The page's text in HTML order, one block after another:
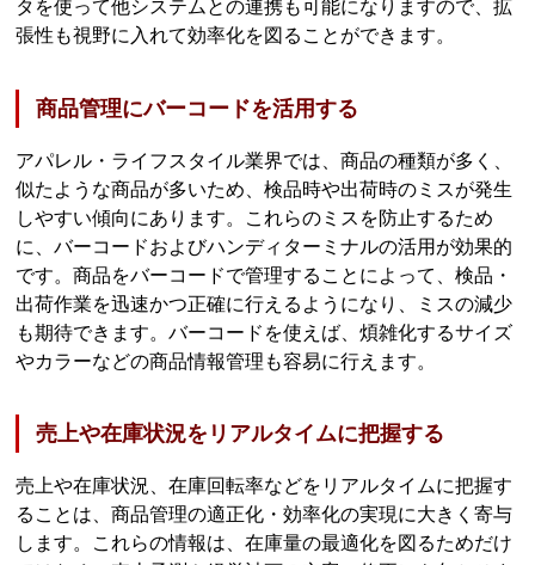
タを使って他システムとの連携も可能になりますので、拡
張性も視野に入れて効率化を図ることができます。
商品管理にバーコードを活用する
アパレル・ライフスタイル業界では、商品の種類が多く、
似たような商品が多いため、検品時や出荷時のミスが発生
しやすい傾向にあります。これらのミスを防止するため
に、バーコードおよびハンディターミナルの活用が効果的
です。商品をバーコードで管理することによって、検品・
出荷作業を迅速かつ正確に行えるようになり、ミスの減少
も期待できます。バーコードを使えば、煩雑化するサイズ
やカラーなどの商品情報管理も容易に行えます。
売上や在庫状況をリアルタイムに把握する
売上や在庫状況、在庫回転率などをリアルタイムに把握す
ることは、商品管理の適正化・効率化の実現に大きく寄与
します。これらの情報は、在庫量の最適化を図るためだけ